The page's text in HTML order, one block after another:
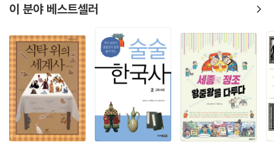
이 분야 베스트셀러